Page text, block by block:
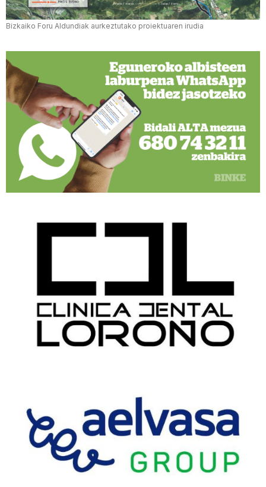
Bizkaiko Foru Aldundiak aurkeztutako proiektuaren irudia